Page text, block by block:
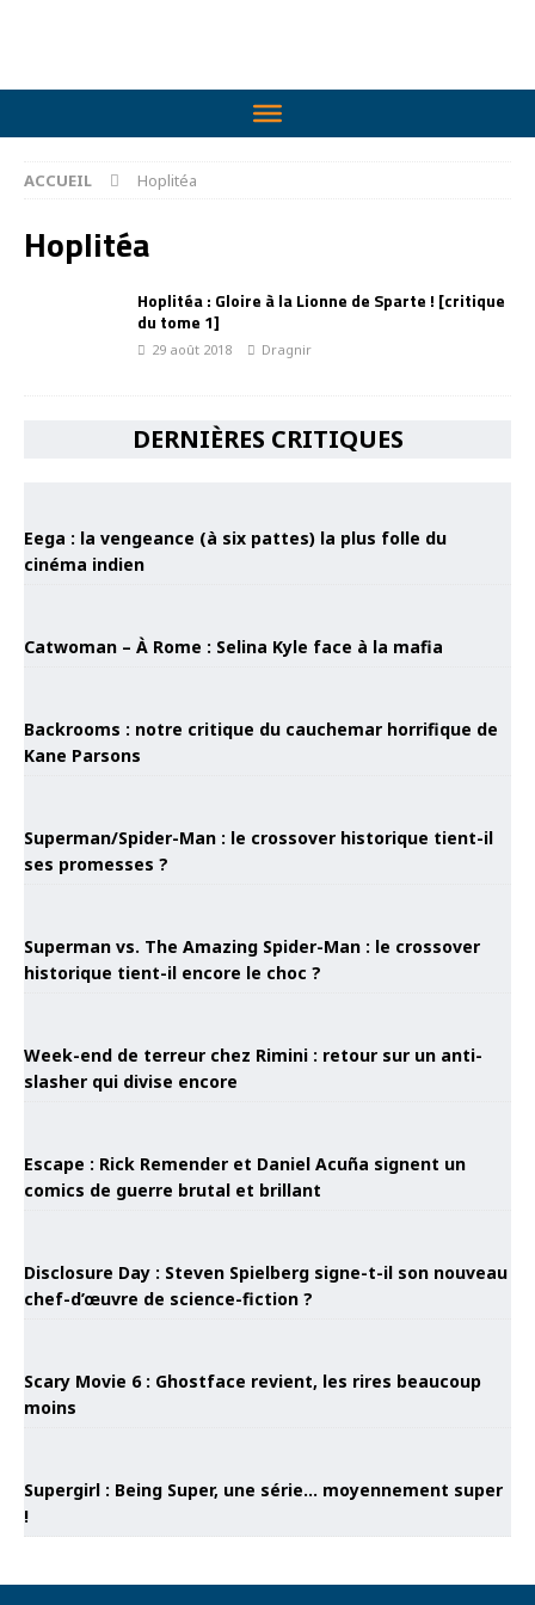
ACCUEIL Hoplitéa
Hoplitéa
Hoplitéa : Gloire à la Lionne de Sparte ! [critique
du tome 1]
29 août 2018 Dragnir
DERNIÈRES CRITIQUES
Eega : la vengeance (à six pattes) la plus folle du
cinéma indien
Catwoman – À Rome : Selina Kyle face à la mafia
Backrooms : notre critique du cauchemar horrifique de
Kane Parsons
Superman/Spider-Man : le crossover historique tient-il
ses promesses ?
Superman vs. The Amazing Spider-Man : le crossover
historique tient-il encore le choc ?
Week-end de terreur chez Rimini : retour sur un anti-
slasher qui divise encore
Escape : Rick Remender et Daniel Acuña signent un
comics de guerre brutal et brillant
Disclosure Day : Steven Spielberg signe-t-il son nouveau
chef-d’œuvre de science-fiction ?
Scary Movie 6 : Ghostface revient, les rires beaucoup
moins
Supergirl : Being Super, une série… moyennement super
!